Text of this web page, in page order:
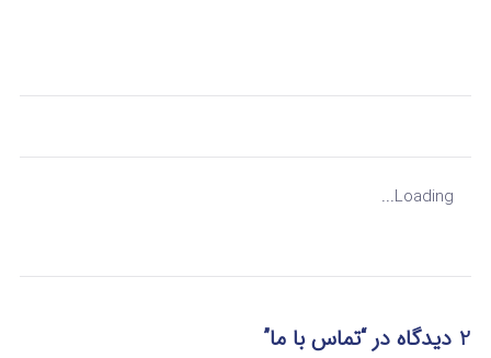
Loading...
2 دیدگاه در “تماس با ما”